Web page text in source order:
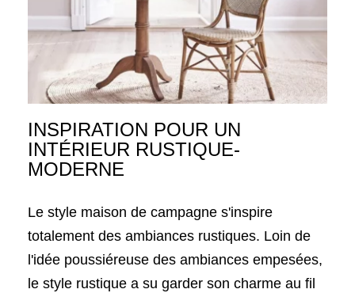
INSPIRATION POUR UN
INTÉRIEUR RUSTIQUE-
MODERNE
Le style maison de campagne s'inspire
totalement des ambiances rustiques. Loin de
l'idée poussiéreuse des ambiances empesées,
le style rustique a su garder son charme au fil